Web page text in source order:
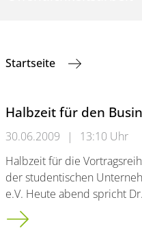
Startseite
Halbzeit für den
30.06.2009 |
13:10 Uhr
Halbzeit für die
der studentischen
e.V. Heute abend spricht
Halbzeit für den Business